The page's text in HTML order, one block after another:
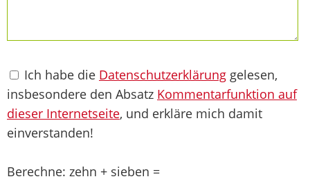
Ich habe die Datenschutzerklärung gelesen,
insbesondere den Absatz Kommentarfunktion auf
dieser Internetseite, und erkläre mich damit
einverstanden!
Berechne: zehn + sieben =